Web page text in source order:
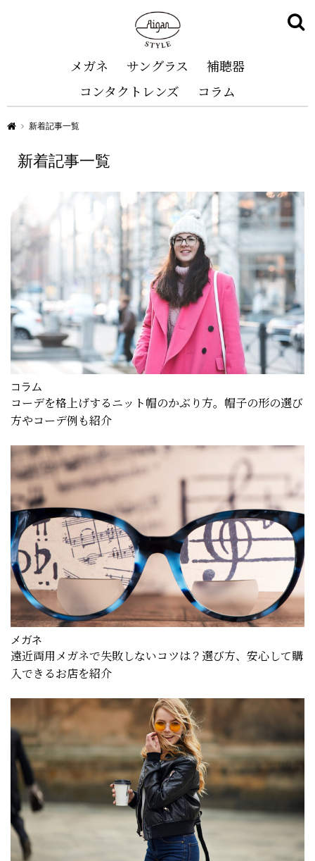
メガネ サングラス
補聴器
コンタクトレンズ
コラム
Aigan STYLE（メガネ・めがね）
新着記事一覧
新着記事一覧
コラム
コーデを格上げするニット帽のかぶり方。帽子の形の選び
方やコーデ例も紹介
メガネ
遠近両用メガネで失敗しないコツは？選び方、安心して購
入できるお店を紹介